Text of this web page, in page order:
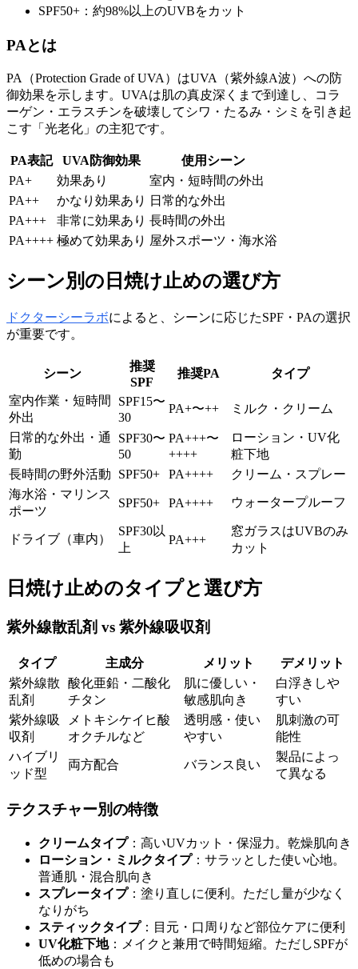
SPF50+：約98%以上のUVBをカット
PAとは
PA（Protection Grade of UVA）はUVA（紫外線A波）への防
御効果を示します。UVAは肌の真皮深くまで到達し、コラ
ーゲン・エラスチンを破壊してシワ・たるみ・シミを引き起
こす「光老化」の主犯です。
PA表記 UVA防御効果
使用シーン
PA+
効果あり
室内・短時間の外出
PA++
かなり効果あり
日常的な外出
PA+++
非常に効果あり 長時間の外出
PA++++ 極めて効果あり 屋外スポーツ・海水浴
シーン別の日焼け止めの選び方
ドクターシーラボによると、シーンに応じたSPF・PAの選択
が重要です。
シーン
推奨
SPF
推奨PA
タイプ
室内作業・短時間
外出
SPF15〜
30
PA+〜++ ミルク・クリーム
日常的な外出・通
勤
SPF30〜
50
PA+++〜
++++
ローション・UV化
粧下地
長時間の野外活動
SPF50+ PA++++
クリーム・スプレー
海水浴・マリンス
ポーツ
SPF50+ PA++++ ウォータープルーフ
ドライブ（車内）
SPF30以
上
PA+++
窓ガラスはUVBのみ
カット
日焼け止めのタイプと選び方
紫外線散乱剤 vs 紫外線吸収剤
タイプ 主成分 メリット
デメリット
紫外線散
乱剤
酸化亜鉛・二酸化
チタン
肌に優しい・
敏感肌向き
白浮きしや
すい
紫外線吸
収剤
メトキシケイヒ酸
オクチルなど
透明感・使い
やすい
肌刺激の可
能性
ハイブリ
ッド型
両方配合 バランス良い
製品によっ
て異なる
テクスチャー別の特徴
クリームタイプ：高いUVカット・保湿力。乾燥肌向き
ローション・ミルクタイプ：サラッとした使い心地。
普通肌・混合肌向き
スプレータイプ：塗り直しに便利。ただし量が少なく
なりがち
スティックタイプ：目元・口周りなど部位ケアに便利
UV化粧下地：メイクと兼用で時間短縮。ただしSPFが
低めの場合も